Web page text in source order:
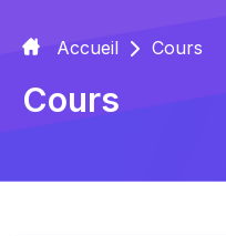
Accueil Cours
Cours